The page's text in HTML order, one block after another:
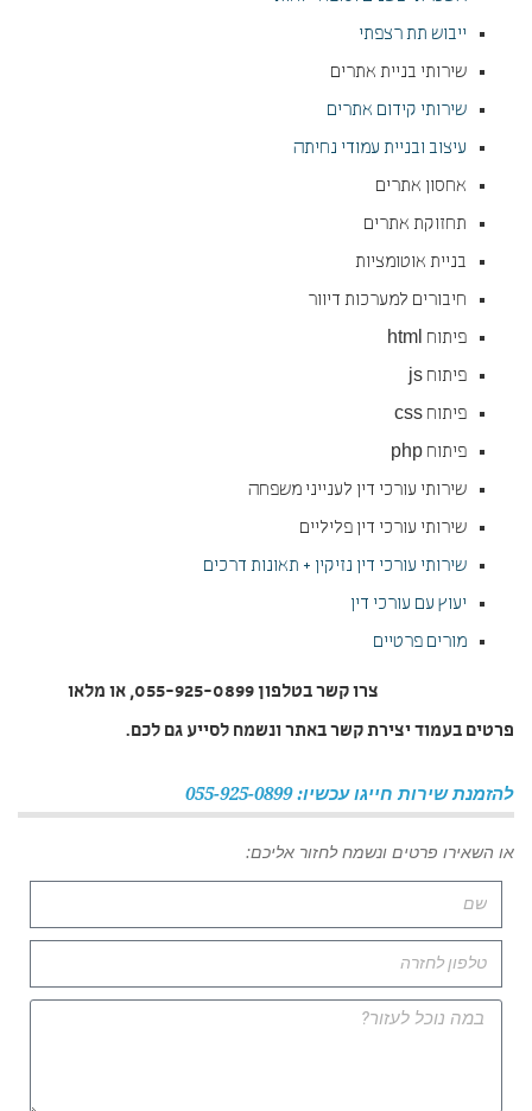
ייבוש תת רצפתי
שירותי בניית אתרים
שירותי קידום אתרים
עיצוב ובניית עמודי נחיתה
אחסון אתרים
תחזוקת אתרים
בניית אוטומציות
חיבורים למערכות דיוור
פיתוח html
פיתוח js
פיתוח css
פיתוח php
שירותי עורכי דין לענייני משפחה
שירותי עורכי דין פליליים
שירותי עורכי דין נזיקין + תאונות דרכים
יעוץ עם עורכי דין
מורים פרטיים
צרו קשר בטלפון 055-925-0899, או מלאו
פרטים בעמוד יצירת קשר באתר ונשמח לסייע גם לכם.
להזמנת שירות חייגו עכשיו: 055-925-0899
או השאירו פרטים ונשמח לחזור אליכם: